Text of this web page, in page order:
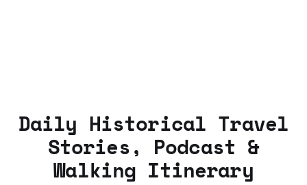
Daily Historical Travel
Stories, Podcast &
Walking Itinerary